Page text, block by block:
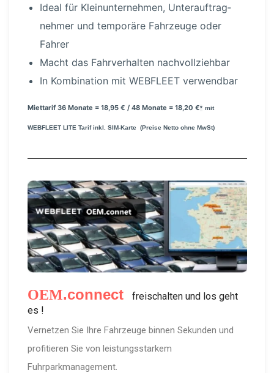
Ideal für Klein­un­ter­nehmen, Unter­auf­trag­
nehmer und temporäre Fahrzeuge oder
Fahrer
Macht das Fahrver­halten nachvoll­ziehbar
In Kombination mit WEBFLEET verwendbar
Miettarif 36 Monate = 18,95 € / 48 Monate = 18,20 €* mit
WEBFLEET LITE Tarif inkl. SIM-Karte (Preise Netto ohne MwSt)
OEM.connect
freischalten und los geht
es !
Vernetzen Sie Ihre Fahrzeuge binnen Sekunden und
profitieren Sie von leistungsstarkem
Fuhrparkmanagement.